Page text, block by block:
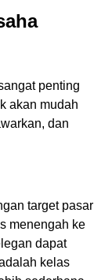
penting
akan mudah
dan
target pasar
menengah ke
dapat
kelas